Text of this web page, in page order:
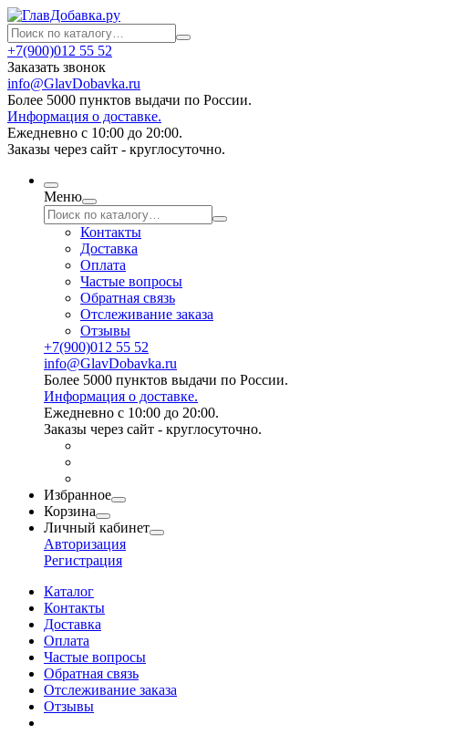
+7(900)012 55 52
Заказать звонок
info@GlavDobavka.ru
Более 5000 пунктов выдачи по России.
Информация о доставке.
Ежедневно с 10:00 до 20:00.
Заказы через сайт - круглосуточно.
Меню
Контакты
Доставка
Оплата
Частые вопросы
Обратная связь
Отслеживание заказа
Отзывы
+7(900)012 55 52
info@GlavDobavka.ru
Более 5000 пунктов выдачи по России.
Информация о доставке.
Ежедневно с 10:00 до 20:00.
Заказы через сайт - круглосуточно.
Избранное
Корзина
Личный кабинет
Авторизация
Регистрация
Каталог
Контакты
Доставка
Оплата
Частые вопросы
Обратная связь
Отслеживание заказа
Отзывы